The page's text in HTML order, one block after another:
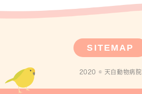
SITEMAP
2020 © 天白動物病院